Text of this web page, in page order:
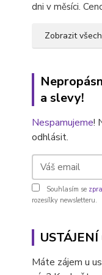
dni v měsíci.
Zobrazit
a slevy!
Nespamujeme!
odhlásit.
Souhlasím se
rozesílky newsletteru.
Máte zájem u